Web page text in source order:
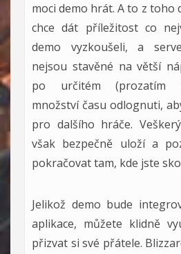
moci demo hrát. A to z toho
chce dát příležitost co
demo vyzkoušeli, a
nejsou stavěné na větší
po určitém (prozatím
množství času odlognuti,
pro dalšího hráče.
však bezpečně uloží a
pokračovat tam, kde jste
Jelikož demo bude
aplikace, můžete klidně
přizvat si své přátele.